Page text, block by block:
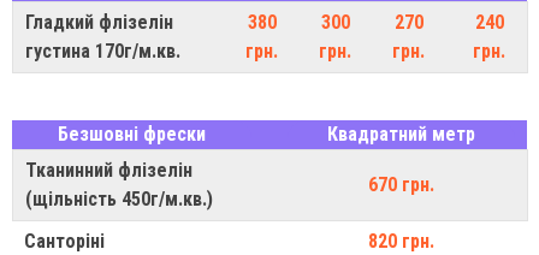
Гладкий флізелін
густина 170г/м.кв.
380
грн.
300
грн.
270
грн.
240
грн.
Безшовні фрески
Квадратний метр
Тканинний флізелін
(щільність 450г/м.кв.)
670 грн.
Санторіні
820 грн.